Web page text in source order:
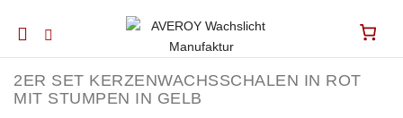
Mobile
2ER SET KERZENWACHSSCHALEN IN ROT
MIT STUMPEN IN GELB